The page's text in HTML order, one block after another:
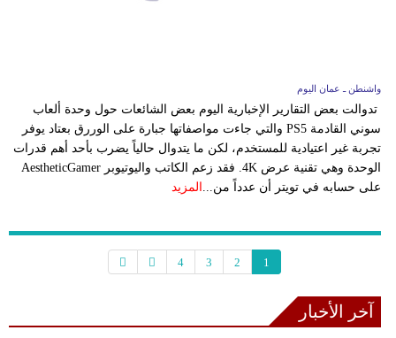
واشنطن ـ عمان اليوم
تدوالت بعض التقارير الإخبارية اليوم بعض الشائعات حول وحدة ألعاب
سوني القادمة PS5 والتي جاءت مواصفاتها جبارة على الوررق بعتاد يوفر
تجربة غير اعتيادية للمستخدم، لكن ما يتدوال حالياً يضرب بأحد أهم قدرات
الوحدة وهي تقنية عرض 4K. فقد زعم الكاتب واليوتيوبر AestheticGamer
على حسابه في تويتر أن عدداً من...
المزيد
1
2
3
4
آخر الأخبار